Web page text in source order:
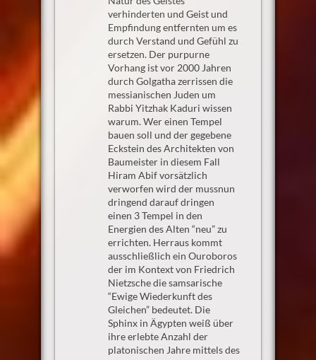
verhinderten und Geist und
Empfindung entfernten um es
durch Verstand und Gefühl zu
ersetzen. Der purpurne
Vorhang ist vor 2000 Jahren
durch Golgatha zerrissen die
messianischen Juden um
Rabbi Yitzhak Kaduri wissen
warum. Wer einen Tempel
bauen soll und der gegebene
Eckstein des Architekten von
Baumeister in diesem Fall
Hiram Abif vorsätzlich
verworfen wird der mussnun
dringend darauf dringen
einen 3 Tempel in den
Energien des Alten “neu” zu
errichten. Herraus kommt
ausschließlich ein Ouroboros
der im Kontext von Friedrich
Nietzsche die samsarische
“Ewige Wiederkunft des
Gleichen” bedeutet. Die
Sphinx in Ägypten weiß über
ihre erlebte Anzahl der
platonischen Jahre mittels des